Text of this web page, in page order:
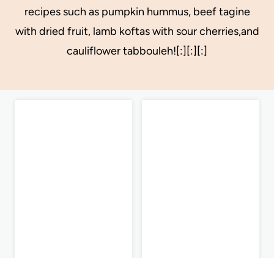
recipes such as pumpkin hummus, beef tagine
with dried fruit, lamb koftas with sour cherries,and
cauliflower tabbouleh![:][:][:]